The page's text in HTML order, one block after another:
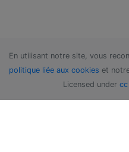
En utilisant notre site, vous
politique liée aux cookies et
Licensed under